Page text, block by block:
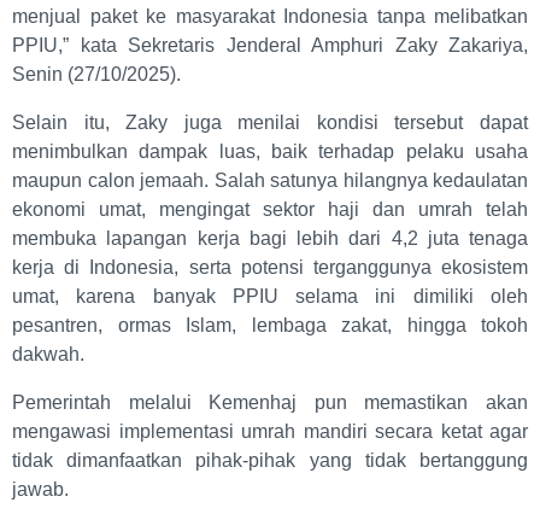
menjual paket ke masyarakat Indonesia tanpa melibatkan
PPIU,” kata Sekretaris Jenderal Amphuri Zaky Zakariya,
Senin (27/10/2025).
Selain itu, Zaky juga menilai kondisi tersebut dapat
menimbulkan dampak luas, baik terhadap pelaku usaha
maupun calon jemaah. Salah satunya hilangnya kedaulatan
ekonomi umat, mengingat sektor haji dan umrah telah
membuka lapangan kerja bagi lebih dari 4,2 juta tenaga
kerja di Indonesia, serta potensi terganggunya ekosistem
umat, karena banyak PPIU selama ini dimiliki oleh
pesantren, ormas Islam, lembaga zakat, hingga tokoh
dakwah.
Pemerintah melalui Kemenhaj pun memastikan akan
mengawasi implementasi umrah mandiri secara ketat agar
tidak dimanfaatkan pihak-pihak yang tidak bertanggung
jawab.